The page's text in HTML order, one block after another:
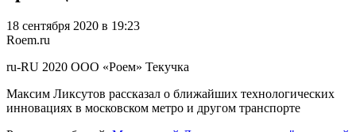
18 сентября 2020 в 19:23
Roem.ru
ru-RU 2020 ООО «Роем» Текучка
Максим Ликсутов рассказал о ближайших технологических
инновациях в московском метро и другом транспорте